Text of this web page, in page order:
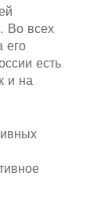
Во всех
его
есть
и на